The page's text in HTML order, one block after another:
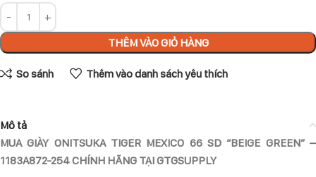
THÊM VÀO GIỎ HÀNG
So sánh Thêm vào danh sách yêu thích
Mô tả
MUA GIÀY ONITSUKA TIGER MEXICO 66 SD “BEIGE GREEN” –
1183A872-254 CHÍNH HÃNG TẠI GTGSUPPLY